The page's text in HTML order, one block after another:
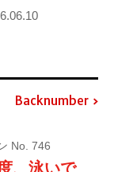
Backnumber
No. 746
、泳いで